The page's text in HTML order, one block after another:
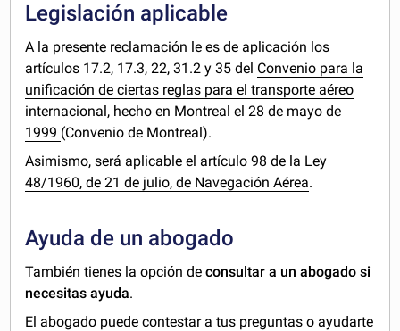
Legislación aplicable
A la presente reclamación le es de aplicación los
artículos 17.2, 17.3, 22, 31.2 y 35 del Convenio para la
unificación de ciertas reglas para el transporte aéreo
internacional, hecho en Montreal el 28 de mayo de
1999 (Convenio de Montreal).
Asimismo, será aplicable el artículo 98 de la Ley
48/1960, de 21 de julio, de Navegación Aérea.
Ayuda de un abogado
También tienes la opción deconsultar a un abogado si
necesitas ayuda.
El abogado puede contestar a tus preguntas o ayudarte